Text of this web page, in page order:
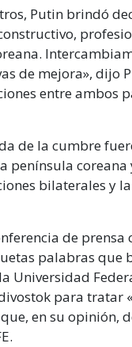
Putin brindó
de mejora», dijo
entre ambos
de la cumbre
península
bilaterales y
de
palabras
Universidad
para tratar
en su